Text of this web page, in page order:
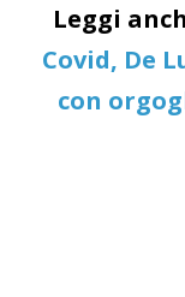
Leggi
Covid, De
con